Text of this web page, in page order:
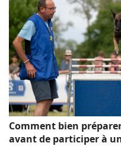
Comment bien
avant de participer à